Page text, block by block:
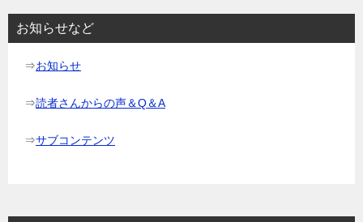
ョ
お知らせなど
⇒お知らせ
⇒読者さんからの声＆Q＆A
⇒サブコンテンツ